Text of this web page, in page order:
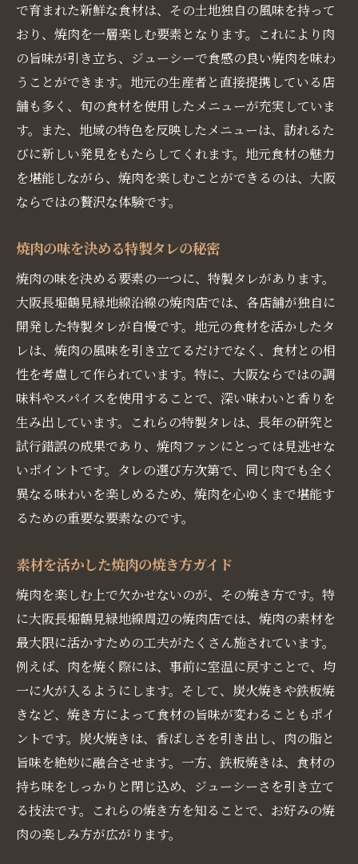
で育まれた新鮮な食材は、その土地独自の風味を持って
おり、焼肉を一層楽しむ要素となります。これにより肉
の旨味が引き立ち、ジューシーで食感の良い焼肉を味わ
うことができます。地元の生産者と直接提携している店
舗も多く、旬の食材を使用したメニューが充実していま
す。また、地域の特色を反映したメニューは、訪れるた
びに新しい発見をもたらしてくれます。地元食材の魅力
を堪能しながら、焼肉を楽しむことができるのは、大阪
ならではの贅沢な体験です。
焼肉の味を決める特製タレの秘密
焼肉の味を決める要素の一つに、特製タレがあります。
大阪長堀鶴見緑地線沿線の焼肉店では、各店舗が独自に
開発した特製タレが自慢です。地元の食材を活かしたタ
レは、焼肉の風味を引き立てるだけでなく、食材との相
性を考慮して作られています。特に、大阪ならではの調
味料やスパイスを使用することで、深い味わいと香りを
生み出しています。これらの特製タレは、長年の研究と
試行錯誤の成果であり、焼肉ファンにとっては見逃せな
いポイントです。タレの選び方次第で、同じ肉でも全く
異なる味わいを楽しめるため、焼肉を心ゆくまで堪能す
るための重要な要素なのです。
素材を活かした焼肉の焼き方ガイド
焼肉を楽しむ上で欠かせないのが、その焼き方です。特
に大阪長堀鶴見緑地線周辺の焼肉店では、焼肉の素材を
最大限に活かすための工夫がたくさん施されています。
例えば、肉を焼く際には、事前に室温に戻すことで、均
一に火が入るようにします。そして、炭火焼きや鉄板焼
きなど、焼き方によって食材の旨味が変わることもポイ
ントです。炭火焼きは、香ばしさを引き出し、肉の脂と
旨味を絶妙に融合させます。一方、鉄板焼きは、食材の
持ち味をしっかりと閉じ込め、ジューシーさを引き立て
る技法です。これらの焼き方を知ることで、お好みの焼
肉の楽しみ方が広がります。